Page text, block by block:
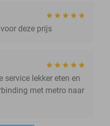
deze prijs
service lekker eten en
met metro naar